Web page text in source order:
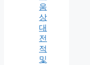
움
상
대
전
적
및